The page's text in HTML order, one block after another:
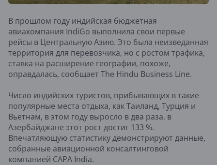
В прошлом году индийская бюджетная
авиакомпания IndiGo выполнила свои первые
рейсы в Центральную Азию. Это была неизведанная
территория для перевозчика, но с ростом трафика,
ставка на расширение географии, похоже,
оправдалась, сообщает The Hindu Business Line.
Число индийских туристов, прибывающих в такие
популярные места отдыха, как Таиланд, Турция и
Вьетнам, в этом году выросло в два раза, в
Азербайджане этот рост достиг 133 %.
Впечатляющую статистику демонстрируют данные,
собранные авиационной консалтинговой
компанией CAPA India.